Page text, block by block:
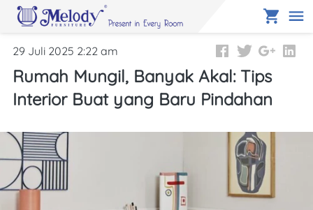
29 Juli 2025 2:22 am
Rumah Mungil, Banyak Akal: Tips
Interior Buat yang Baru Pindahan